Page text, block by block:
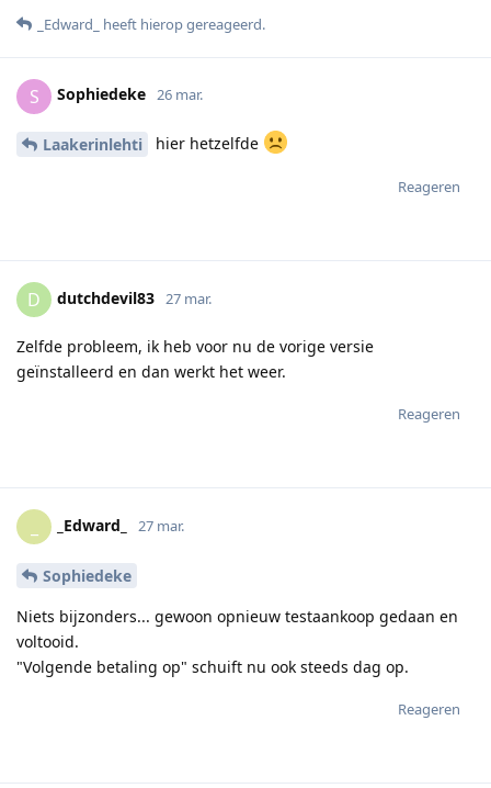
_Edward_
heeft hierop gereageerd.
S Sophiedeke 26 mar.
Laakerinlehti hier hetzelfde
Reageren
D dutchdevil83 27 mar.
Zelfde probleem, ik heb voor nu de vorige versie
geïnstalleerd en dan werkt het weer.
Reageren
_Edward_ 27 mar.
Sophiedeke
Niets bijzonders... gewoon opnieuw testaankoop gedaan en
voltooid.
"Volgende betaling op" schuift nu ook steeds dag op.
Reageren